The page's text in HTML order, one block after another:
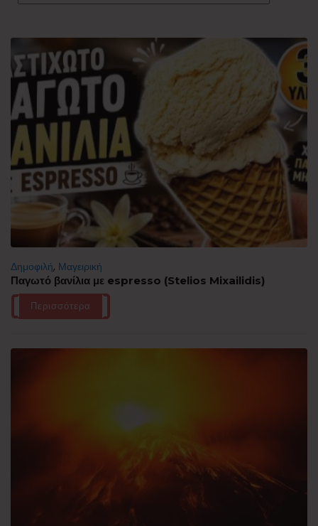
Δημοφιλή, Μαγειρική
Παγωτό βανίλια με espresso (Stelios Mixailidis)
Περισσότερα